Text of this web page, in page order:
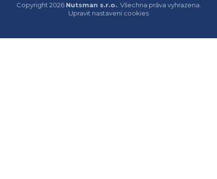
Copyright 2026 Nutsman s.r.o. . Všechna práva vyhrazena.
Upravit nastavení cookies